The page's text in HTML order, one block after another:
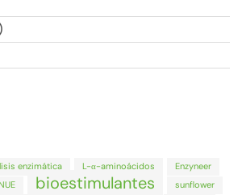
enzimática L-α-aminoácidos
Enzyneer
bioestimulantes
sunflower